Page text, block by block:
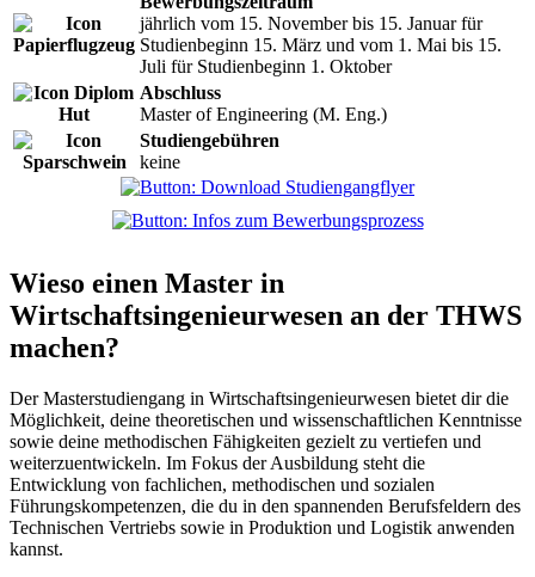
jährlich vom 15. November bis 15. Januar für
Studienbeginn 15. März und vom 1. Mai bis 15.
Juli für Studienbeginn 1. Oktober
Abschluss
Master of Engineering (M. Eng.)
Studiengebühren
keine
Wieso einen Master in
Wirtschaftsingenieurwesen an der THWS
machen?
Der Masterstudiengang in Wirtschaftsingenieurwesen bietet dir die
Möglichkeit, deine theoretischen und wissenschaftlichen Kenntnisse
sowie deine methodischen Fähigkeiten gezielt zu vertiefen und
weiterzuentwickeln. Im Fokus der Ausbildung steht die
Entwicklung von fachlichen, methodischen und sozialen
Führungskompetenzen, die du in den spannenden Berufsfeldern des
Technischen Vertriebs sowie in Produktion und Logistik anwenden
kannst.